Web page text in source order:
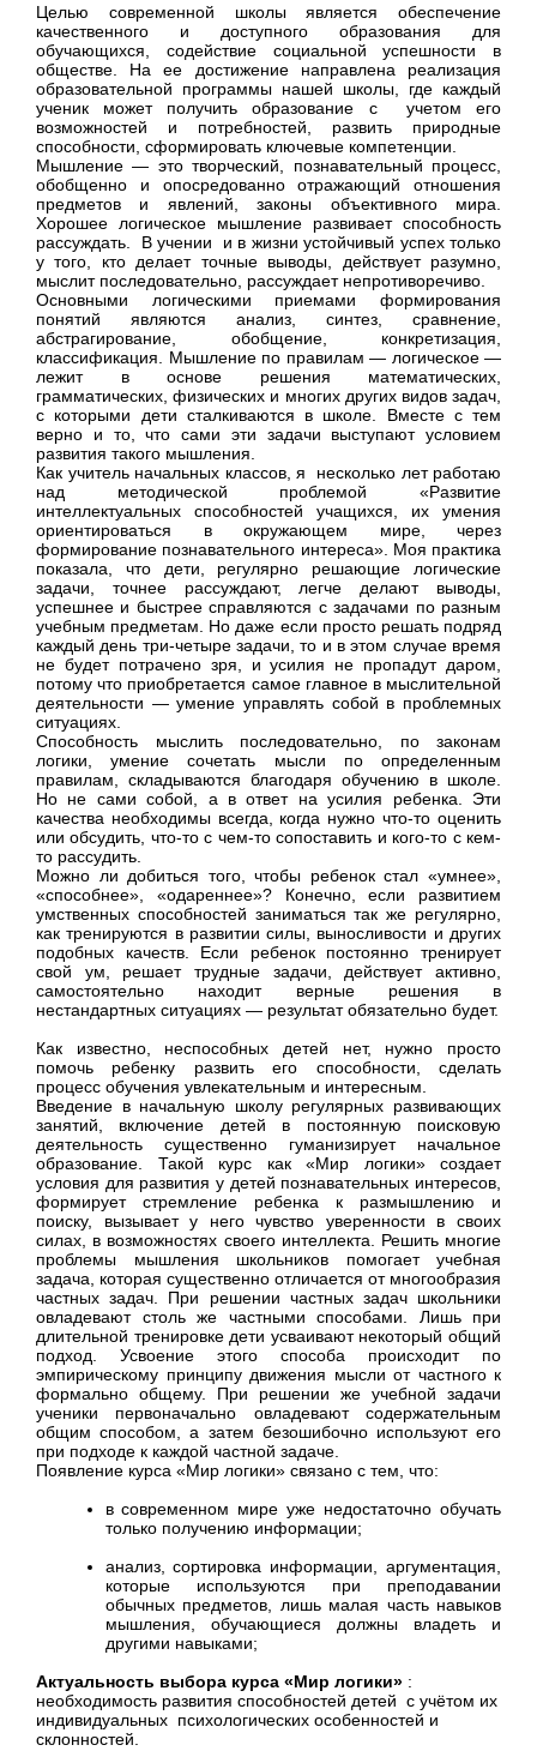
Целью современной школы является обеспечение
качественного и доступного образования для
обучающихся, содействие социальной успешности в
обществе. На ее достижение направлена реализация
образовательной программы нашей школы, где каждый
ученик может получить образование с учетом его
возможностей и потребностей, развить природные
способности, сформировать ключевые компетенции.
Мышление — это творческий, познавательный процесс,
обобщенно и опосредованно отражающий отношения
предметов и явлений, законы объективного мира.
Хорошее логическое мышление развивает способность
рассуждать. В учении и в жизни устойчивый успех только
у того, кто делает точные выводы, действует разумно,
мыслит последовательно, рассуждает непротиворечиво.
Основными логическими приемами формирования
понятий являются анализ, синтез, сравнение,
абстрагирование, обобщение, конкретизация,
классификация. Мышление по правилам — логическое —
лежит в основе решения математических,
грамматических, физических и многих других видов задач,
с которыми дети сталкиваются в школе. Вместе с тем
верно и то, что сами эти задачи выступают условием
развития такого мышления.
Как учитель начальных классов, я несколько лет работаю
над методической проблемой «Развитие
интеллектуальных способностей учащихся, их умения
ориентироваться в окружающем мире, через
формирование познавательного интереса». Моя практика
показала, что дети, регулярно решающие логические
задачи, точнее рассуждают, легче делают выводы,
успешнее и быстрее справляются с задачами по разным
учебным предметам. Но даже если просто решать подряд
каждый день три-четыре задачи, то и в этом случае время
не будет потрачено зря, и усилия не пропадут даром,
потому что приобретается самое главное в мыслительной
деятельности — умение управлять собой в проблемных
ситуациях.
Способность мыслить последовательно, по законам
логики, умение сочетать мысли по определенным
правилам, складываются благодаря обучению в школе.
Но не сами собой, а в ответ на усилия ребенка. Эти
качества необходимы всегда, когда нужно что-то оценить
или обсудить, что-то с чем-то сопоставить и кого-то с кем-
то рассудить.
Можно ли добиться того, чтобы ребенок стал «умнее»,
«способнее», «одареннее»? Конечно, если развитием
умственных способностей заниматься так же регулярно,
как тренируются в развитии силы, выносливости и других
подобных качеств. Если ребенок постоянно тренирует
свой ум, решает трудные задачи, действует активно,
самостоятельно находит верные решения в
нестандартных ситуациях — результат обязательно будет.
Как известно, неспособных детей нет, нужно просто
помочь ребенку развить его способности, сделать
процесс обучения увлекательным и интересным.
Введение в начальную школу регулярных развивающих
занятий, включение детей в постоянную поисковую
деятельность существенно гуманизирует начальное
образование. Такой курс как «Мир логики» создает
условия для развития у детей познавательных интересов,
формирует стремление ребенка к размышлению и
поиску, вызывает у него чувство уверенности в своих
силах, в возможностях своего интеллекта. Решить многие
проблемы мышления школьников помогает учебная
задача, которая существенно отличается от многообразия
частных задач. При решении частных задач школьники
овладевают столь же частными способами. Лишь при
длительной тренировке дети усваивают некоторый общий
подход. Усвоение этого способа происходит по
эмпирическому принципу движения мысли от частного к
формально общему. При решении же учебной задачи
ученики первоначально овладевают содержательным
общим способом, а затем безошибочно используют его
при подходе к каждой частной задаче.
Появление курса «Мир логики» связано с тем, что:
в современном мире уже недостаточно обучать
только получению информации;
анализ, сортировка информации, аргументация,
которые используются при преподавании
обычных предметов, лишь малая часть навыков
мышления, обучающиеся должны владеть и
другими навыками;
Актуальность выбора курса «Мир логики» :
необходимость развития способностей детей с учётом их
индивидуальных психологических особенностей и
склонностей.